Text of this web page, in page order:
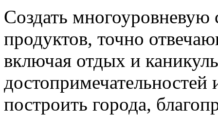
Создать многоуровневую
продуктов, точно
включая отдых и
построить города,